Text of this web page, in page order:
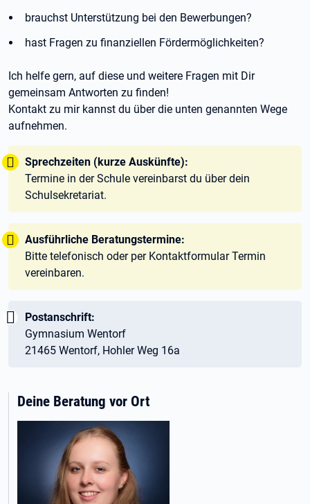
brauchst Unterstützung bei den Bewerbungen?
hast Fragen zu finanziellen Fördermöglichkeiten?
Ich helfe gern, auf diese und weitere Fragen mit Dir
gemeinsam Antworten zu finden!
Kontakt zu mir kannst du über die unten genannten Wege
aufnehmen.
Tipp:
Sprechzeiten (kurze Auskünfte):
Termine in der Schule vereinbarst du über dein
Schulsekretariat.
Tipp:
Ausführliche Beratungstermine:
Bitte telefonisch oder per Kontaktformular Termin
vereinbaren.
Wichtig:
Postanschrift:
Gymnasium Wentorf
21465 Wentorf, Hohler Weg 16a
Deine Beratung vor Ort